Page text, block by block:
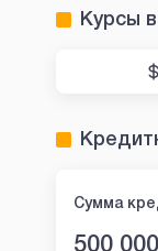
Курсы
Сумма
500 000